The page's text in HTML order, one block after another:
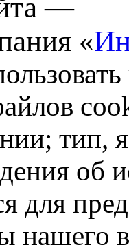
—
«
тип,
об
для
нашего